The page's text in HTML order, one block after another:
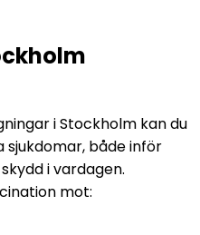
i Stockholm kan du
både inför
i vardagen.
mot: